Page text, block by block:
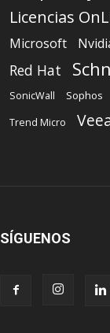
Licencias
Microsoft
Red Hat
SonicWall Sophos
Trend Micro
SÍGUENOS